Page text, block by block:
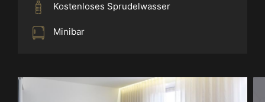
Kostenloses Sprudelwasser
Minibar